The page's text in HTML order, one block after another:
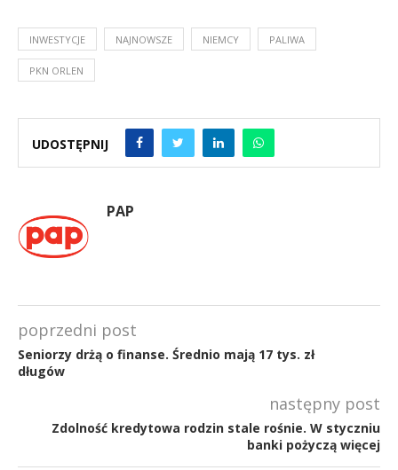
INWESTYCJE NAJNOWSZE NIEMCY PALIWA
PKN ORLEN
UDOSTĘPNIJ
PAP
poprzedni post
Seniorzy drżą o finanse. Średnio mają 17 tys. zł
długów
następny post
Zdolność kredytowa rodzin stale rośnie. W styczniu
banki pożyczą więcej